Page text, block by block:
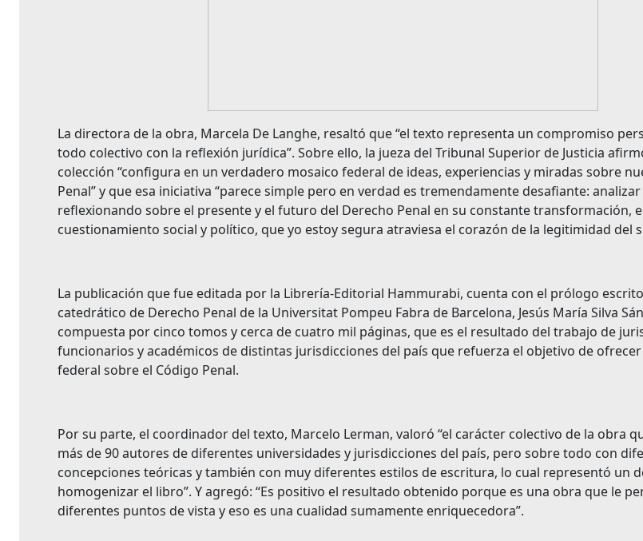
La directora de la obra, Marcela De Langhe, resaltó que “el texto representa un compromiso
todo colectivo con la reflexión jurídica”. Sobre ello, la jueza del Tribunal Superior de Justicia
colección “configura en un verdadero mosaico federal de ideas, experiencias y miradas sobre
Penal” y que esa iniciativa “parece simple pero en verdad es tremendamente desafiante:
reflexionando sobre el presente y el futuro del Derecho Penal en su constante transformación,
cuestionamiento social y político, que yo estoy segura atraviesa el corazón de la legitimidad del
La publicación que fue editada por la Librería-Editorial Hammurabi, cuenta con el prólogo
catedrático de Derecho Penal de la Universitat Pompeu Fabra de Barcelona, Jesús María Silva
compuesta por cinco tomos y cerca de cuatro mil páginas, que es el resultado del trabajo de
funcionarios y académicos de distintas jurisdicciones del país que refuerza el objetivo de
federal sobre el Código Penal.
Por su parte, el coordinador del texto, Marcelo Lerman, valoró “el carácter colectivo de la obra
más de 90 autores de diferentes universidades y jurisdicciones del país, pero sobre todo con
concepciones teóricas y también con muy diferentes estilos de escritura, lo cual representó un
homogenizar el libro”. Y agregó: “Es positivo el resultado obtenido porque es una obra que le
diferentes puntos de vista y eso es una cualidad sumamente enriquecedora”.